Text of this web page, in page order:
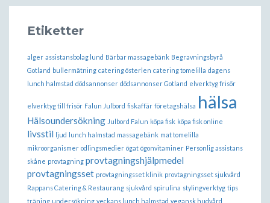
Etiketter
alger assistansbolag lund Bärbar massagebänk Begravningsbyrå
Gotland bullermätning catering österlen catering tomelilla dagens
lunch halmstad dödsannonser dödsannonser Gotland elverktyg frisör
elverktyg till frisör Falun Julbord fiskaffär företagshälsa hälsa
Hälsoundersökning Julbord Falun köpa fisk köpa fisk online
livsstil ljud lunch halmstad massagebänk mat tomelilla
mikroorganismer odlingsmedier ögat ögonvitaminer Personlig assistans
skåne provtagning provtagningshjälpmedel
provtagningsset provtagningsset klinik provtagningsset sjukvård
Rappans Catering & Restaurang sjukvård spirulina stylingverktyg tips
träning undersökning veckans lunch halmstad vegansk hudvård